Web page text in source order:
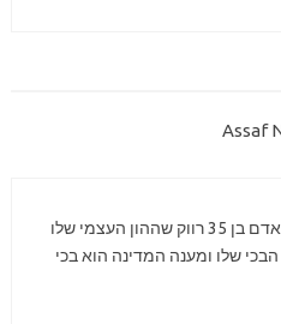
Assaf
אגב, אני לא מסכים איתך – אם יש אדם בן 35 רווק שההון העצמי שלו
הבכי שלו ומענה המדינה הוא בכי